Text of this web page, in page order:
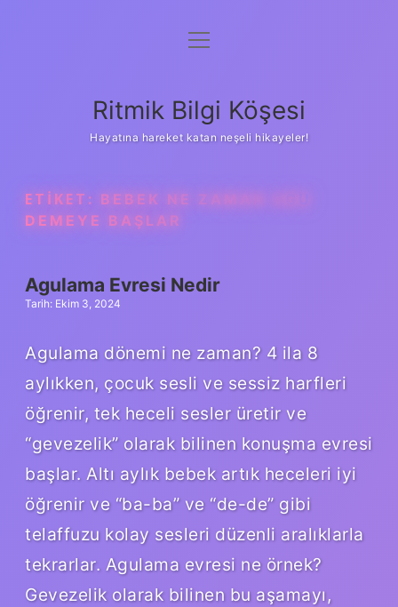
Anasayfa
Yasal Uyarı
menüyü
Ritmik Bilgi Köşesi
Hayatına hareket katan neşeli hikayeler!
ETIKET: BEBEK NE ZAMAN AGU
DEMEYE BAŞLAR
Agulama Evresi Nedir
Tarih: Ekim 3, 2024
Agulama dönemi ne zaman? 4 ila 8
aylıkken, çocuk sesli ve sessiz harfleri
öğrenir, tek heceli sesler üretir ve
“gevezelik” olarak bilinen konuşma evresi
başlar. Altı aylık bebek artık heceleri iyi
öğrenir ve “ba-ba” ve “de-de” gibi
telaffuzu kolay sesleri düzenli aralıklarla
tekrarlar. Agulama evresi ne örnek?
Gevezelik olarak bilinen bu aşamayı,